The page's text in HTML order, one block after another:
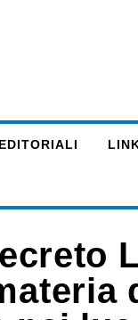
EDITORIALI